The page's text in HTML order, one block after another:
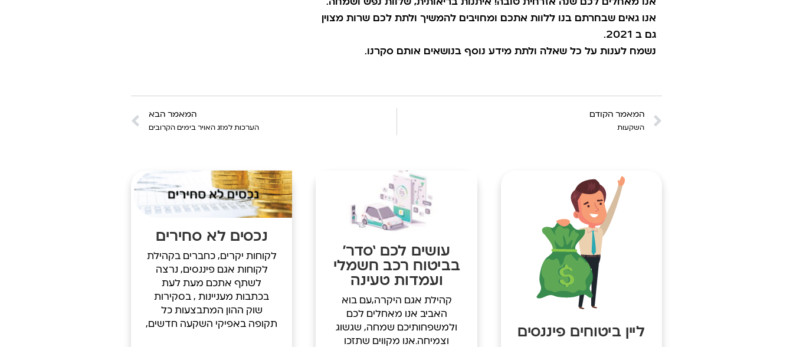
אנו מאחלים לכם שנה אזרחית טובה! איתנות בריאותית, שלוות נפש ושמחה.
אנו גאים שבחרתם בנו ללוות אתכם ומחויבים להמשיך ולתת לכם שרות מצוין
גם ב 2021.
נשמח לענות על כל שאלה ולתת מידע נוסף בנושאים אותם סקרנו.
המאמר הקודם
השקעות
המאמר הבא
הערכות למזג האויר בימים הקרובים
ליין ביטוחים פיננסים
עושים לכם ‘סדר’
בביטוח רכב חשמלי
ועמדות טעינה
קהילת אגם היקרה,עם בוא
האביב אנו מאחלים לכם
ולמשפחותיכם שמחה, שגשוג
וצמיחה.אנו מקווים שתזכו
נכסים לא סחירים
לקוחות יקרים, כחברים בקהילת
לקוחות אגם פיננסים, נרצה
לשתף אתכם מעת לעת
בכתבות מעניינות , בסקירות
שוק ההון המתבצעות כל
תקופה באפיקי השקעה חדשים,